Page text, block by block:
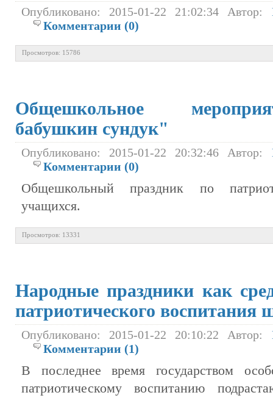
Опубликовано: 2015-01-22 21:02:34 Автор:
Комментарии (0)
Просмотров: 15786
Общешкольное
бабушкин сундук"
Опубликовано: 2015-01-22 20:32:46 Автор:
Комментарии (0)
Общешкольный праздник по
учащихся.
Просмотров: 13331
Народные праздники как
патриотического
Опубликовано: 2015-01-22 20:10:22 Автор:
Комментарии (1)
В последнее время государством
патриотическому воспитанию